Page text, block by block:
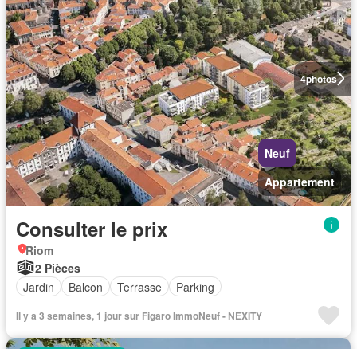
4photos
Neuf
Appartement
Consulter le prix
Riom
2 Pièces
Jardin
Balcon Terrasse Parking
Il y a 3 semaines, 1 jour sur Figaro ImmoNeuf - NEXITY